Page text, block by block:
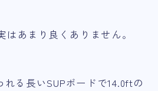
はあまり良くありません。
る長いSUPボードで14.0ftの